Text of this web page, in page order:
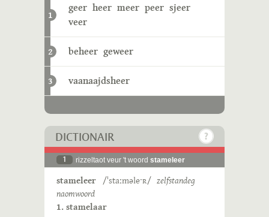
1
geer heer meer peer sjeer
veer
2 beheer geweer
3 vaanaajdsheer
DICTIONAIR
1 rizzeltaot veur 't woord stameleer
stameleer /ˈstaːməleˑʀ/ zelfstandeg
naomwoord
1. stamelaar